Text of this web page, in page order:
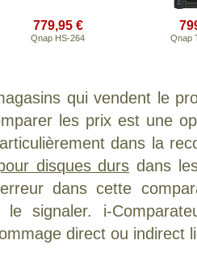
779,95 €
Qnap HS-264 Qnap
qui vendent le
les prix est une
dans la
disques durs dans
dans cette
signaler. i-
direct ou indirect